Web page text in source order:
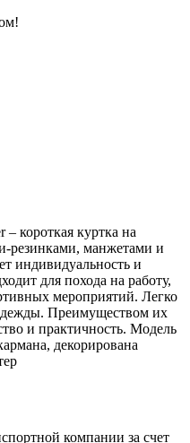
короткая куртка на
резинками, манжетами и
индивидуальность и
для похода на работу,
мероприятий. Легко
Преимуществом их
и практичность. Модель
декорирована
компании за счет